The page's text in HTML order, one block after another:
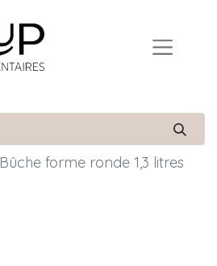
Bûche forme ronde 1,3 litres